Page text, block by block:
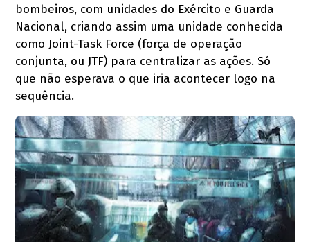
bombeiros, com unidades do Exército e Guarda
Nacional, criando assim uma unidade conhecida
como Joint-Task Force (força de operação
conjunta, ou JTF) para centralizar as ações. Só
que não esperava o que iria acontecer logo na
sequência.